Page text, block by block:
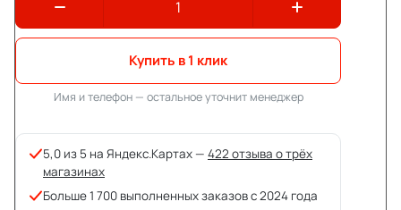
Купить в 1 клик
Имя и телефон — остальное уточнит менеджер
5,0 из 5 на Яндекс.Картах — 422 отзыва о трёх
магазинах
Больше 1 700 выполненных заказов с 2024 года